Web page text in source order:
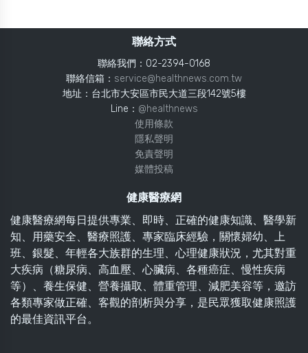
聯絡方式
聯絡我們：02-2394-0168
聯絡信箱： service@healthnews.com.tw
地址：台北市大安區市民大道三段142號5樓
Line： @healthnews
使用條款
隱私聲明
免責聲明
媒體投稿
健康醫療網
健康醫療網每日提供專業、即時、正確的健康知識、醫學新
知、用藥安全、醫療照護、專家臨床經驗，關懷婦幼、上
班、銀髮、年輕各大族群的生理、心理健康狀況，尤其對重
大疾病（糖尿病、高血壓、心臟病、各種癌症、慢性疾病
等）、養生保健、營養攝取、體重管理、減肥美容等，邀訪
各類專家做正確、客觀的剖析與分享，是民眾獲取健康照護
的最佳資訊平台。